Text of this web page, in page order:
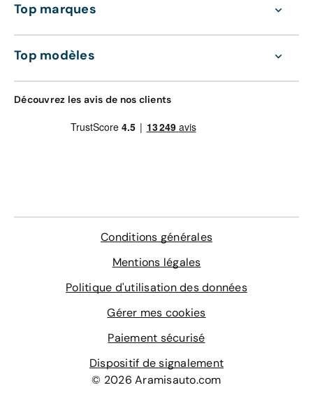
Top marques
Top modèles
Découvrez les avis de nos clients
Conditions générales
Mentions légales
Politique d'utilisation des données
Gérer mes cookies
Paiement sécurisé
Dispositif de signalement
© 2026 Aramisauto.com